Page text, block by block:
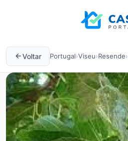
Voltar Portugal›Viseu›Resende›